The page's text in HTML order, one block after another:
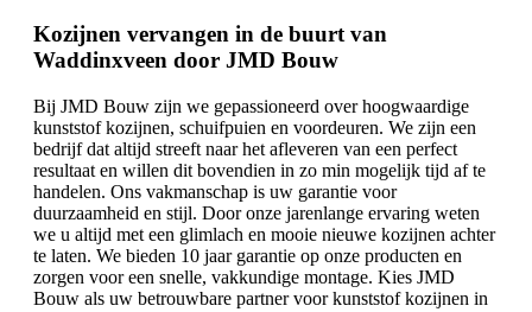
Kozijnen vervangen in de buurt van
Waddinxveen door JMD Bouw
Bij JMD Bouw zijn we gepassioneerd over hoogwaardige
kunststof kozijnen, schuifpuien en voordeuren. We zijn een
bedrijf dat altijd streeft naar het afleveren van een perfect
resultaat en willen dit bovendien in zo min mogelijk tijd af te
handelen. Ons vakmanschap is uw garantie voor
duurzaamheid en stijl. Door onze jarenlange ervaring weten
we u altijd met een glimlach en mooie nieuwe kozijnen achter
te laten. We bieden 10 jaar garantie op onze producten en
zorgen voor een snelle, vakkundige montage. Kies JMD
Bouw als uw betrouwbare partner voor kunststof kozijnen in